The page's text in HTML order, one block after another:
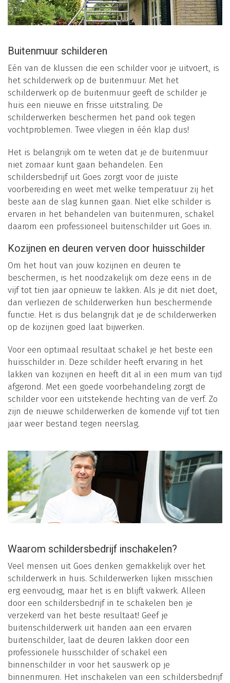
Buitenmuur schilderen
Eén van de klussen die een schilder voor je uitvoert, is
het schilderwerk op de buitenmuur. Met het
schilderwerk op de buitenmuur geeft de schilder je
huis een nieuwe en frisse uitstraling. De
schilderwerken beschermen het pand ook tegen
vochtproblemen. Twee vliegen in één klap dus!
Het is belangrijk om te weten dat je de buitenmuur
niet zomaar kunt gaan behandelen. Een
schildersbedrijf uit Goes zorgt voor de juiste
voorbereiding en weet met welke temperatuur zij het
beste aan de slag kunnen gaan. Niet elke schilder is
ervaren in het behandelen van buitenmuren, schakel
daarom een professioneel buitenschilder uit Goes in.
Kozijnen en deuren verven door huisschilder
Om het hout van jouw kozijnen en deuren te
beschermen, is het noodzakelijk om deze eens in de
vijf tot tien jaar opnieuw te lakken. Als je dit niet doet,
dan verliezen de schilderwerken hun beschermende
functie. Het is dus belangrijk dat je de schilderwerken
op de kozijnen goed laat bijwerken.
Voor een optimaal resultaat schakel je het beste een
huisschilder in. Deze schilder heeft ervaring in het
lakken van kozijnen en heeft dit al in een mum van tijd
afgerond. Met een goede voorbehandeling zorgt de
schilder voor een uitstekende hechting van de verf. Zo
zijn de nieuwe schilderwerken de komende vijf tot tien
jaar weer bestand tegen neerslag.
Waarom schildersbedrijf inschakelen?
Veel mensen uit Goes denken gemakkelijk over het
schilderwerk in huis. Schilderwerken lijken misschien
erg eenvoudig, maar het is en blijft vakwerk. Alleen
door een schildersbedrijf in te schakelen ben je
verzekerd van het beste resultaat! Geef je
buitenschilderwerk uit handen aan een ervaren
buitenschilder, laat de deuren lakken door een
professionele huisschilder of schakel een
binnenschilder in voor het sauswerk op je
binnenmuren. Het inschakelen van een schildersbedrijf